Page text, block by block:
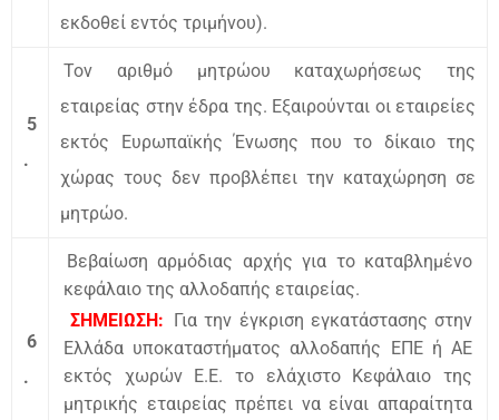
εκδοθεί εντός τριμήνου).
5
.
Τον αριθμό μητρώου καταχωρήσεως της
εταιρείας στην έδρα της. Εξαιρούνται οι εταιρείες
εκτός Ευρωπαϊκής Ένωσης που το δίκαιο της
χώρας τους δεν προβλέπει την καταχώρηση σε
μητρώο.
6
.
Βεβαίωση αρμόδιας αρχής για το καταβλημένο
κεφάλαιο της αλλοδαπής εταιρείας.
ΣΗΜΕΙΩΣΗ: Για την έγκριση εγκατάστασης στην
Ελλάδα υποκαταστήματος αλλοδαπής ΕΠΕ ή ΑΕ
εκτός χωρών Ε.Ε. το ελάχιστο Κεφάλαιο της
μητρικής εταιρείας πρέπει να είναι απαραίτητα